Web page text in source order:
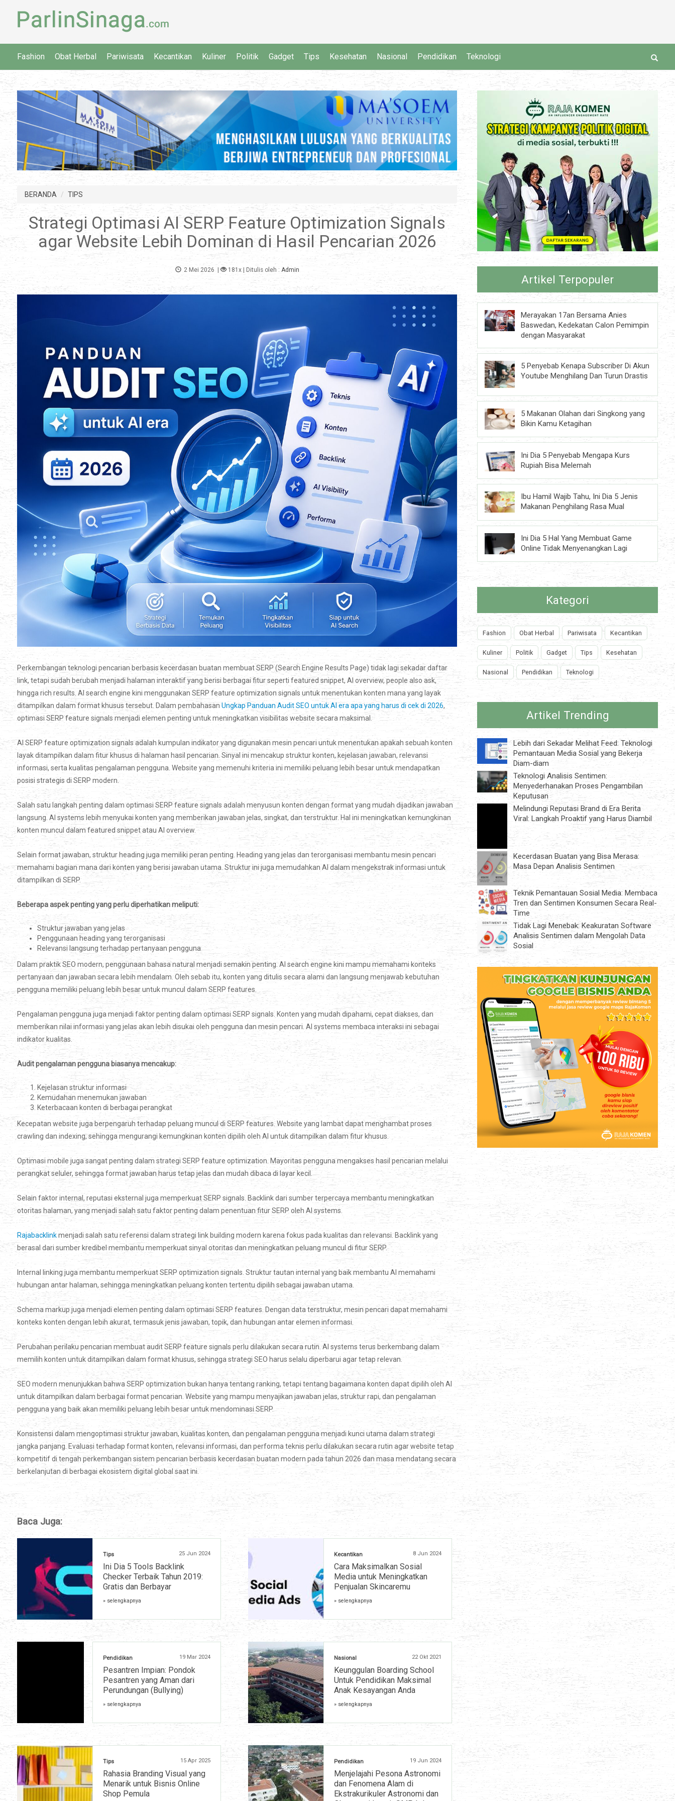
Fashion Obat Herbal Pariwisata Kecantikan Kuliner Politik Gadget Tips Kesehatan Nasional Pendidikan Teknologi
BERANDA TIPS
Strategi Optimasi AI SERP Feature Optimization Signals
agar Website Lebih Dominan di Hasil Pencarian 2026
2 Mei 2026 | 181x| Ditulis oleh : Admin
Perkembangan teknologi pencarian berbasis kecerdasan buatan membuat SERP (Search Engine Results Page) tidak lagi sekadar daftar
link, tetapi sudah berubah menjadi halaman interaktif yang berisi berbagai fitur seperti featured snippet, AI overview, people also ask,
hingga rich results. AI search engine kini menggunakan SERP feature optimization signals untuk menentukan konten mana yang layak
ditampilkan dalam format khusus tersebut. Dalam pembahasan Ungkap Panduan Audit SEO untuk AI era apa yang harus di cek di 2026,
optimasi SERP feature signals menjadi elemen penting untuk meningkatkan visibilitas website secara maksimal.
AI SERP feature optimization signals adalah kumpulan indikator yang digunakan mesin pencari untuk menentukan apakah sebuah konten
layak ditampilkan dalam fitur khusus di halaman hasil pencarian. Sinyal ini mencakup struktur konten, kejelasan jawaban, relevansi
informasi, serta kualitas pengalaman pengguna. Website yang memenuhi kriteria ini memiliki peluang lebih besar untuk mendapatkan
posisi strategis di SERP modern.
Salah satu langkah penting dalam optimasi SERP feature signals adalah menyusun konten dengan format yang mudah dijadikan jawaban
langsung. AI systems lebih menyukai konten yang memberikan jawaban jelas, singkat, dan terstruktur. Hal ini meningkatkan kemungkinan
konten muncul dalam featured snippet atau AI overview.
Selain format jawaban, struktur heading juga memiliki peran penting. Heading yang jelas dan terorganisasi membantu mesin pencari
memahami bagian mana dari konten yang berisi jawaban utama. Struktur ini juga memudahkan AI dalam mengekstrak informasi untuk
ditampilkan di SERP.
Beberapa aspek penting yang perlu diperhatikan meliputi:
Struktur jawaban yang jelas
Penggunaan heading yang terorganisasi
Relevansi langsung terhadap pertanyaan pengguna
Dalam praktik SEO modern, penggunaan bahasa natural menjadi semakin penting. AI search engine kini mampu memahami konteks
pertanyaan dan jawaban secara lebih mendalam. Oleh sebab itu, konten yang ditulis secara alami dan langsung menjawab kebutuhan
pengguna memiliki peluang lebih besar untuk muncul dalam SERP features.
Pengalaman pengguna juga menjadi faktor penting dalam optimasi SERP signals. Konten yang mudah dipahami, cepat diakses, dan
memberikan nilai informasi yang jelas akan lebih disukai oleh pengguna dan mesin pencari. AI systems membaca interaksi ini sebagai
indikator kualitas.
Audit pengalaman pengguna biasanya mencakup:
Kejelasan struktur informasi
Kemudahan menemukan jawaban
Keterbacaan konten di berbagai perangkat
Kecepatan website juga berpengaruh terhadap peluang muncul di SERP features. Website yang lambat dapat menghambat proses
crawling dan indexing, sehingga mengurangi kemungkinan konten dipilih oleh AI untuk ditampilkan dalam fitur khusus.
Optimasi mobile juga sangat penting dalam strategi SERP feature optimization. Mayoritas pengguna mengakses hasil pencarian melalui
perangkat seluler, sehingga format jawaban harus tetap jelas dan mudah dibaca di layar kecil.
Selain faktor internal, reputasi eksternal juga memperkuat SERP signals. Backlink dari sumber terpercaya membantu meningkatkan
otoritas halaman, yang menjadi salah satu faktor penting dalam penentuan fitur SERP oleh AI systems.
Rajabacklinkmenjadi salah satu referensi dalam strategi link building modern karena fokus pada kualitas dan relevansi. Backlink yang
berasal dari sumber kredibel membantu memperkuat sinyal otoritas dan meningkatkan peluang muncul di fitur SERP.
Internal linking juga membantu memperkuat SERP optimization signals. Struktur tautan internal yang baik membantu AI memahami
hubungan antar halaman, sehingga meningkatkan peluang konten tertentu dipilih sebagai jawaban utama.
Schema markup juga menjadi elemen penting dalam optimasi SERP features. Dengan data terstruktur, mesin pencari dapat memahami
konteks konten dengan lebih akurat, termasuk jenis jawaban, topik, dan hubungan antar elemen informasi.
Perubahan perilaku pencarian membuat audit SERP feature signals perlu dilakukan secara rutin. AI systems terus berkembang dalam
memilih konten untuk ditampilkan dalam format khusus, sehingga strategi SEO harus selalu diperbarui agar tetap relevan.
SEO modern menunjukkan bahwa SERP optimization bukan hanya tentang ranking, tetapi tentang bagaimana konten dapat dipilih oleh AI
untuk ditampilkan dalam berbagai format pencarian. Website yang mampu menyajikan jawaban jelas, struktur rapi, dan pengalaman
pengguna yang baik akan memiliki peluang lebih besar untuk mendominasi SERP.
Konsistensi dalam mengoptimasi struktur jawaban, kualitas konten, dan pengalaman pengguna menjadi kunci utama dalam strategi
jangka panjang. Evaluasi terhadap format konten, relevansi informasi, dan performa teknis perlu dilakukan secara rutin agar website tetap
kompetitif di tengah perkembangan sistem pencarian berbasis kecerdasan buatan modern pada tahun 2026 dan masa mendatang secara
berkelanjutan di berbagai ekosistem digital global saat ini.
Baca Juga:
Tips 25 Jun 2024
Ini Dia 5 Tools Backlink
Checker Terbaik Tahun 2019:
Gratis dan Berbayar
» selengkapnya
Kecantikan 8 Jun 2024
Cara Maksimalkan Sosial
Media untuk Meningkatkan
Penjualan Skincaremu
» selengkapnya
Pendidikan 19 Mar 2024
Pesantren Impian: Pondok
Pesantren yang Aman dari
Perundungan (Bullying)
» selengkapnya
Nasional 22 Okt 2021
Keunggulan Boarding School
Untuk Pendidikan Maksimal
Anak Kesayangan Anda
» selengkapnya
Tips 15 Apr 2025
Rahasia Branding Visual yang
Menarik untuk Bisnis Online
Shop Pemula
Pendidikan 19 Jun 2024
Menjelajahi Pesona Astronomi
dan Fenomena Alam di
Ekstrakurikuler Astronomi dan
Artikel Terpopuler
Merayakan 17an Bersama Anies
Baswedan, Kedekatan Calon Pemimpin
dengan Masyarakat
5 Penyebab Kenapa Subscriber Di Akun
Youtube Menghilang Dan Turun Drastis
5 Makanan Olahan dari Singkong yang
Bikin Kamu Ketagihan
Ini Dia 5 Penyebab Mengapa Kurs
Rupiah Bisa Melemah
Ibu Hamil Wajib Tahu, Ini Dia 5 Jenis
Makanan Penghilang Rasa Mual
Ini Dia 5 Hal Yang Membuat Game
Online Tidak Menyenangkan Lagi
Kategori
Fashion Obat Herbal Pariwisata Kecantikan
Kuliner Politik Gadget Tips Kesehatan
Nasional Pendidikan Teknologi
Artikel Trending
Lebih dari Sekadar Melihat Feed: Teknologi
Pemantauan Media Sosial yang Bekerja
Diam-diam
Teknologi Analisis Sentimen:
Menyederhanakan Proses Pengambilan
Keputusan
Melindungi Reputasi Brand di Era Berita
Viral: Langkah Proaktif yang Harus Diambil
Kecerdasan Buatan yang Bisa Merasa:
Masa Depan Analisis Sentimen
Teknik Pemantauan Sosial Media: Membaca
Tren dan Sentimen Konsumen Secara Real-
Time
Tidak Lagi Menebak: Keakuratan Software
Analisis Sentimen dalam Mengolah Data
Sosial